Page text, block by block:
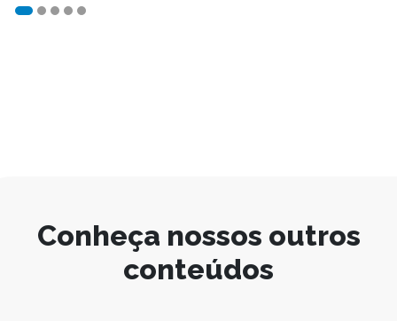
Conheça nossos outros
conteúdos